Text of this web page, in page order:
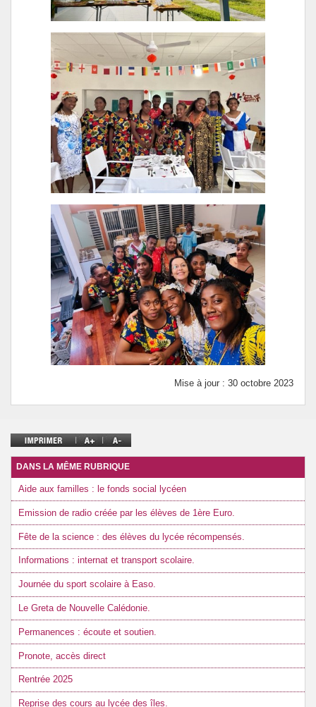
Mise à jour : 30 octobre 2023
DANS LA MÊME RUBRIQUE
Aide aux familles : le fonds social lycéen
Emission de radio créée par les élèves de 1ère Euro.
Fête de la science : des élèves du lycée récompensés.
Informations : internat et transport scolaire.
Journée du sport scolaire à Easo.
Le Greta de Nouvelle Calédonie.
Permanences : écoute et soutien.
Pronote, accès direct
Rentrée 2025
Reprise des cours au lycée des îles.